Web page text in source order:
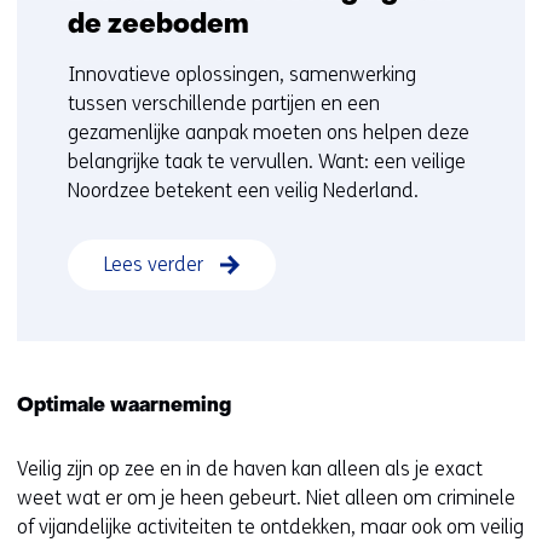
de zeebodem
Innovatieve oplossingen, samenwerking
tussen verschillende partijen en een
gezamenlijke aanpak moeten ons helpen deze
belangrijke taak te vervullen. Want: een veilige
Noordzee betekent een veilig Nederland.
Lees verder
Optimale waarneming
Veilig zijn op zee en in de haven kan alleen als je exact
weet wat er om je heen gebeurt. Niet alleen om criminele
of vijandelijke activiteiten te ontdekken, maar ook om veilig